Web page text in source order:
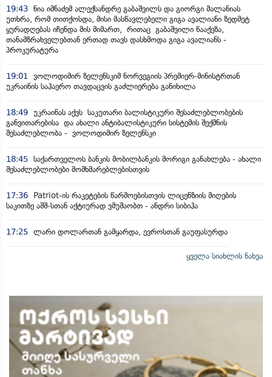
19:43 ნია იმნაძემ ალექსანდრე გაბაშვილს და გიორგი მალანიას
უთხრა, რომ თითქოსდა, მისი მასწავლებელი გიგა ავალიანი ზედმეტ
ყურადღებას იჩენდა მის მიმართ, რითაც გაბაშვილი წააქეზა,
თანამზრახველებთან ერთად თავს დასხმოდა გიგა ავალიანს -
პროკურატურა
19:01
ვოლოდიმირ ზელენსკიმ ნორვეგიის პრემიერ-მინისტრთან
უკრაინის საჰაერო თავდაცვის გაძლიერება განიხილა
18:49 უკრაინას აქვს საკუთარი ბალისტიკური შესაძლებლობების
განვითარებისა და ახალი ანტიბალისტიკური სისტემის შექმნის
შესაძლებლობა - ვოლოდიმირ ზელენსკი
18:45 საქართველოს ბანკის მობილბანკის მორიგი განახლება - ახალი
შესაძლებლობები მომხმარებლებისთვის
17:36
Patriot-ის რაკეტების წარმოებისთვის ლიცენზიის მიღების
საკითზე აშშ-სთან აქტიურად ვმუშაობთ - ანდრი სიბიჰა
17:25 ლარი დოლართან გამყარდა, ევროსთან გაუფასურდა
ყველა სიახლის ნახვა